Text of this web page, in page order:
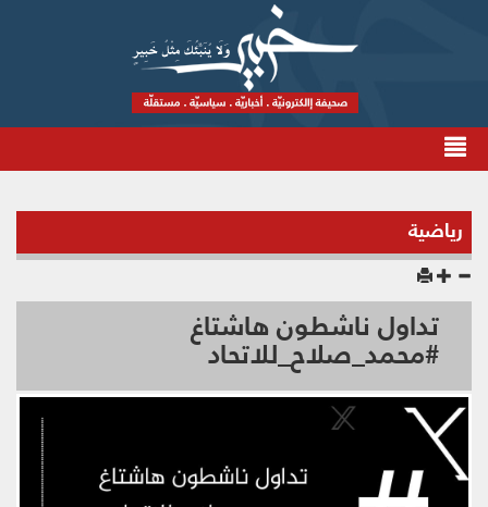
رياضية
تداول ناشطون هاشتاغ
#محمد_صلاح_للاتحاد